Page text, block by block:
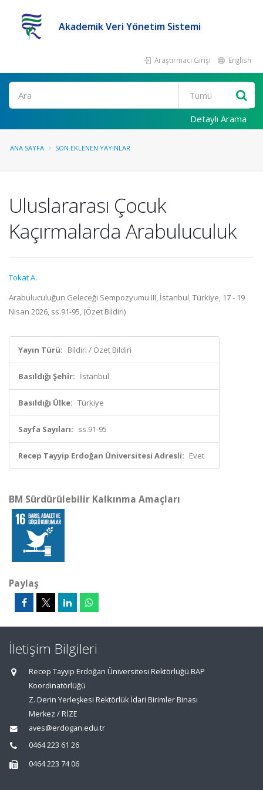
Akademik Veri Yönetim Sistemi
Araştırmacı Girişi English
Ara
Detaylı Arama
ANA SAYFA SON EKLENEN YAYINLAR
Uluslararası Çocuk
Kaçırmalarda Arabuluculuk
Tokat A.
Arabuluculuğun Geleceği Sempozyumu III, İstanbul, Türkiye, 17 - 19
Nisan 2026, ss.91-95, (Özet Bildiri)
Yayın Türü: Bildiri / Özet Bildiri
Basıldığı Şehir: İstanbul
Basıldığı Ülke: Türkiye
Sayfa Sayıları: ss.91-95
Recep Tayyip Erdoğan Üniversitesi Adresli: Evet
BM Sürdürülebilir Kalkınma Amaçları
Paylaş
İletişim Bilgileri
Recep Tayyip Erdoğan Üniversitesi Rektörlüğü BAP
Koordinatörlüğü
Z. Derin Yerleşkesi Rektörlük İdari Birimler Binası
Merkez / RİZE
aves@erdogan.edu.tr
0464 223 61 26
0464 223 74 06